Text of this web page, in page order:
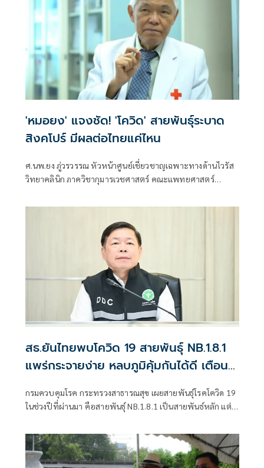
'หมอยง' แจงชัด! 'โควิด' สายพันธุ์ระบาด
สิงคโปร์ มีผลต่อไทยแค่ไหน
ศ.นพ.ยง ภู่วรวรรณ หัวหน้าศูนย์เชี่ยวชาญเฉพาะทางด้านไวรัส
วิทยาคลินิก ภาควิชากุมารเวชศาสตร์ คณะแพทยศาสตร์
สธ.ยันไทยพบโควิด 19 สายพันธุ์ NB.1.8.1
แพร่กระจายง่าย หลบภูมิคุ้มกันได้ดี เตือน
กรมควบคุมโรค กระทรวงสาธารณสุข เผยสายพันธุ์โรคโควิด 19
ในช่วงปีที่ผ่านมา คือสายพันธุ์ NB.1.8.1 เป็นสายพันธ์หลัก แต่
หรือโรครุนแรงมากขึ้น